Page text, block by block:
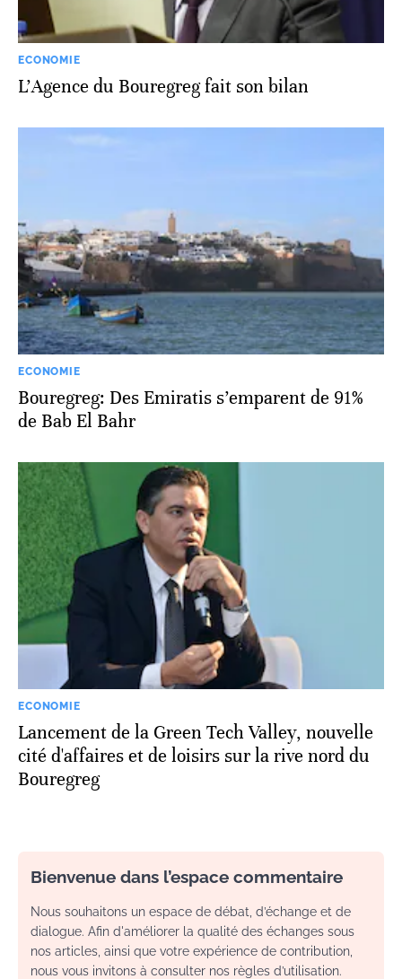
ECONOMIE
L'Agence du Bouregreg fait son bilan
ECONOMIE
Bouregreg: Des Emiratis s’emparent de 91%
de Bab El Bahr
ECONOMIE
Lancement de la Green Tech Valley, nouvelle
cité d'affaires et de loisirs sur la rive nord du
Bouregreg
Bienvenue dans l’espace commentaire
Nous souhaitons un espace de débat, d’échange et de
dialogue. Afin d'améliorer la qualité des échanges sous
nos articles, ainsi que votre expérience de contribution,
nous vous invitons à consulter nos règles d’utilisation.